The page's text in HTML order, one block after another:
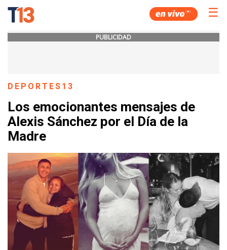
☰
PUBLICIDAD
DEPORTES13
Los emocionantes mensajes de
Alexis Sánchez por el Día de la
Madre